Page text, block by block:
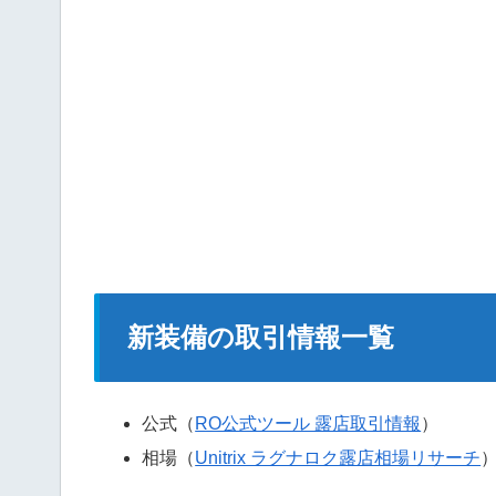
新装備の取引情報一覧
公式（ RO公式ツール 露店取引情報 ）
相場（Unitrix ラグナロク露店相場リサーチ